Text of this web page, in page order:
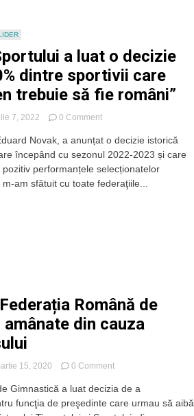
aibă
dintre
jucători
români
a luat o decizie
dintre sportivii care
trebuie să fie români”
7, 2022 0 Commenton
Sportului
a
luat
decizie
trebuie
fie
Novak, a anunțat o decizie istorică
începând cu sezonul 2022-2023 și care
performanțele selecționatelor
am sfătuit cu toate federaţiile...
Română de
din cauza
15, 2020 0 Commenton
la
Federația
Gimnastică a luat decizia de a
funcţia de preşedinte care urmau să aibă